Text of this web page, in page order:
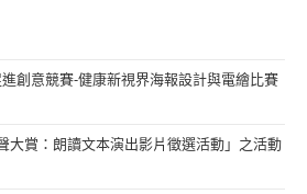
創意競賽-健康新視界海報設計與電繪比賽
大賞：朗讀文本演出影片徵選活動」之活動